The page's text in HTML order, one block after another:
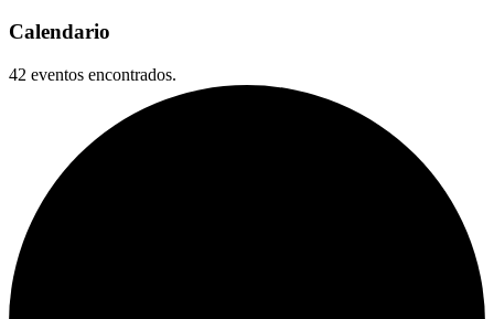
Calendario
42 eventos encontrados.